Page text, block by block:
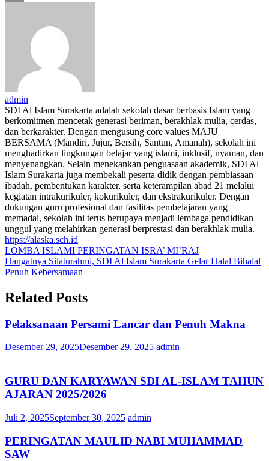
admin
SDI Al Islam Surakarta adalah sekolah dasar berbasis Islam yang
berkomitmen mencetak generasi beriman, berakhlak mulia, cerdas,
dan berkarakter. Dengan mengusung core values MAJU
BERSAMA (Mandiri, Jujur, Bersih, Santun, Amanah), sekolah ini
menghadirkan lingkungan belajar yang islami, inklusif, nyaman, dan
menyenangkan. Selain menekankan penguasaan akademik, SDI Al
Islam Surakarta juga membekali peserta didik dengan pembiasaan
ibadah, pembentukan karakter, serta keterampilan abad 21 melalui
kegiatan intrakurikuler, kokurikuler, dan ekstrakurikuler. Dengan
dukungan guru profesional dan fasilitas pembelajaran yang
memadai, sekolah ini terus berupaya menjadi lembaga pendidikan
unggul yang melahirkan generasi berprestasi dan berakhlak mulia.
https://alaska.sch.id
Navigasi
pos
LOMBA ISLAMI PERINGATAN ISRA’ MI’RAJ
Hangatnya Silaturahmi, SDI Al Islam Surakarta Gelar Halal Bihalal
Penuh Kebersamaan
Related Posts
Pelaksanaan Persami Lancar dan Penuh Makna
Desember 29, 2025Desember 29, 2025 admin
GURU DAN KARYAWAN SDI AL-ISLAM TAHUN
AJARAN 2025/2026
Juli 2, 2025September 30, 2025 admin
PERINGATAN MAULID NABI MUHAMMAD
SAW